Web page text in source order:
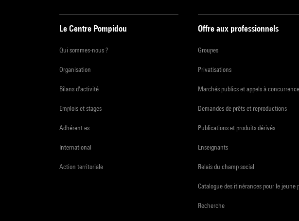
Le Centre Pompidou
Qui sommes-nous ?
Organisation
Bilans d'activité
Emplois et stages
Adhérent·es
International
Action territoriale
Offre aux professionnels
Groupes
Privatisations
Marchés publics et appels à concurrence
Demandes de prêts et reproductions
Publications et produits dérivés
Enseignants
Relais du champ social
Catalogue des itinérances pour le jeune
Recherche